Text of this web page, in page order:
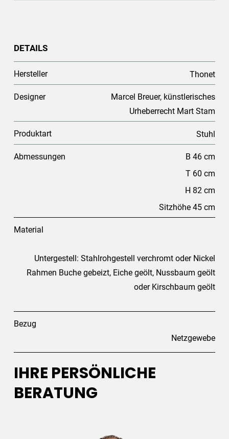
DETAILS
Hersteller Thonet
Designer
Marcel Breuer, künstlerisches
Urheberrecht Mart Stam
Produktart Stuhl
Abmessungen
B 46 cm
T 60 cm
H 82 cm
Sitzhöhe 45 cm
Material
Untergestell: Stahlrohgestell verchromt oder Nickel
Rahmen Buche gebeizt, Eiche geölt, Nussbaum geölt
oder Kirschbaum geölt
Bezug
Netzgewebe
IHRE PERSÖNLICHE
BERATUNG